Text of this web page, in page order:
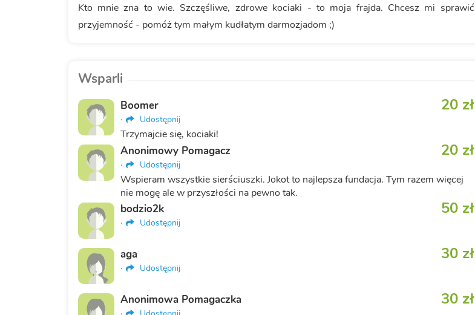
Kto mnie zna to wie. Szczęśliwe, zdrowe kociaki - to moja frajda. Chcesz mi sprawić
przyjemność - pomóż tym małym kudłatym darmozjadom ;)
Wsparli
20 zł
Boomer
· Udostępnij
Trzymajcie się, kociaki!
20 zł
Anonimowy Pomagacz
· Udostępnij
Wspieram wszystkie sierściuszki. Jokot to najlepsza fundacja. Tym razem więcej
nie mogę ale w przyszłości na pewno tak.
50 zł
bodzio2k
· Udostępnij
30 zł
aga
· Udostępnij
30 zł
Anonimowa Pomagaczka